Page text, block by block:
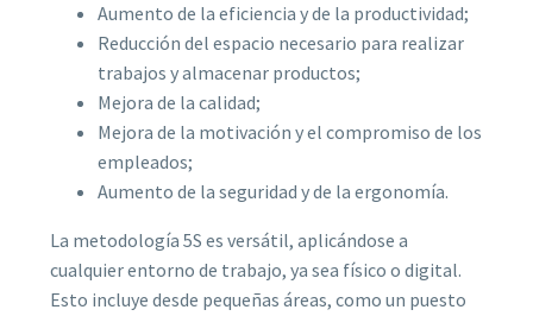
Aumento de la eficiencia y de la productividad;
Reducción del espacio necesario para realizar
trabajos y almacenar productos;
Mejora de la calidad;
Mejora de la motivación y el compromiso de los
empleados;
Aumento de la seguridad y de la ergonomía.
La metodología 5S es versátil, aplicándose a
cualquier entorno de trabajo, ya sea físico o digital.
Esto incluye desde pequeñas áreas, como un puesto